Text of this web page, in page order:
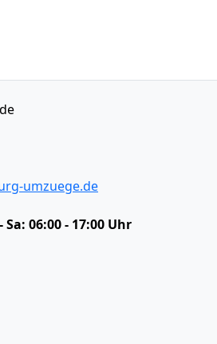
umzuege.de
Sa: 06:00 - 17:00 Uhr